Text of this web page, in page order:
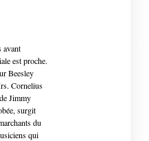
avant
est proche.
Beesley
Cornelius
Jimmy
surgit
du
qui